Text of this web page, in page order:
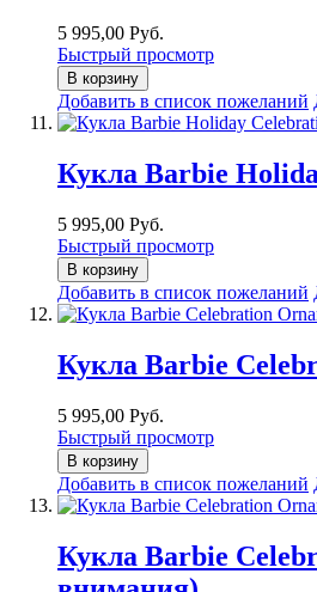
5 995,00 Руб.
Быстрый просмотр
В корзину
Добавить в список пожеланий
Кукла Barbie
5 995,00 Руб.
Быстрый просмотр
В корзину
Добавить в список пожеланий
Кукла Barbie
5 995,00 Руб.
Быстрый просмотр
В корзину
Добавить в список пожеланий
Кукла Barbie